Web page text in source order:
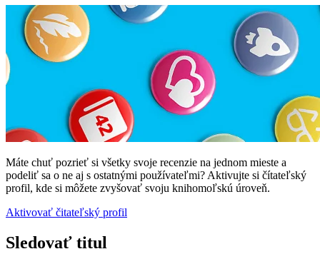
Máte chuť pozrieť si všetky svoje recenzie na jednom mieste a
podeliť sa o ne aj s ostatnými používateľmi? Aktivujte si čítateľský
profil, kde si môžete zvyšovať svoju knihomoľskú úroveň.
Aktivovať čitateľský profil
Sledovať titul